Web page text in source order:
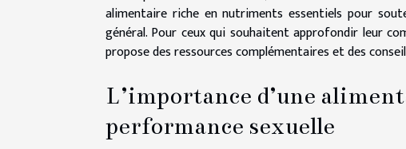
alimentaire riche en nutriments essentiels pour
général. Pour ceux qui souhaitent approfondir leur
propose des ressources complémentaires et des
L’importance d’une
performance sexuelle